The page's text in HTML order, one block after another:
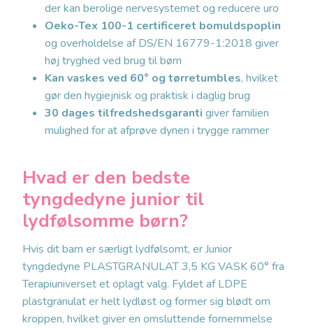
der kan berolige nervesystemet og reducere uro
Oeko-Tex 100-1 certificeret bomuldspoplin
og overholdelse af DS/EN 16779-1:2018 giver
høj tryghed ved brug til børn
Kan vaskes ved 60° og tørretumbles, hvilket
gør den hygiejnisk og praktisk i daglig brug
30 dages tilfredshedsgaranti giver familien
mulighed for at afprøve dynen i trygge rammer
Hvad er den bedste
tyngdedyne junior til
lydfølsomme børn?
Hvis dit barn er særligt lydfølsomt, er Junior
tyngdedyne PLASTGRANULAT 3,5 KG VASK 60° fra
Terapiuniverset et oplagt valg. Fyldet af LDPE
plastgranulat er helt lydløst og former sig blødt om
kroppen, hvilket giver en omsluttende fornemmelse